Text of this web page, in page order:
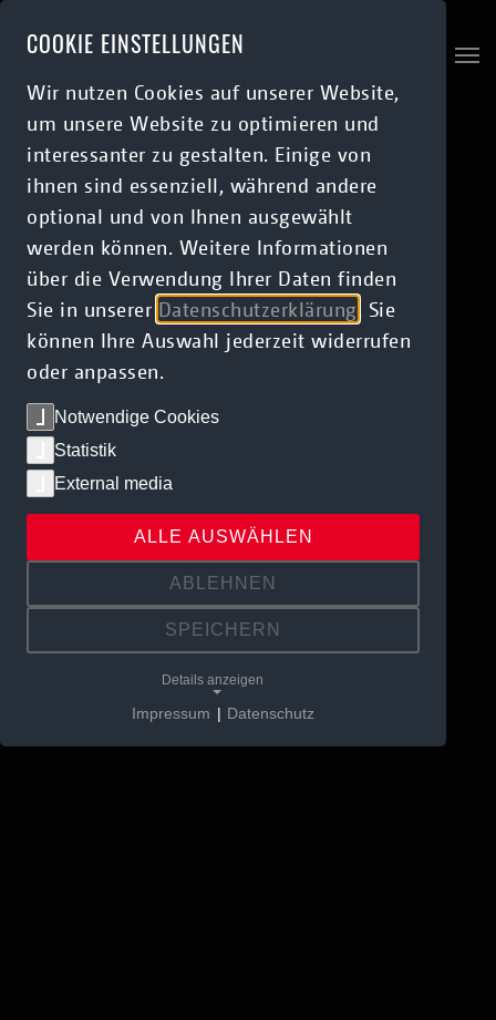
COOKIE EINSTELLUNGEN
Wir nutzen Cookies auf unserer Website,
um unsere Website zu optimieren und
interessanter zu gestalten. Einige von
ihnen sind essenziell, während andere
optional und von Ihnen ausgewählt
werden können. Weitere Informationen
über die Verwendung Ihrer Daten finden
Sie in unserer Datenschutzerklärung . Sie
können Ihre Auswahl jederzeit widerrufen
oder anpassen.
Notwendige Cookies
Statistik
External media
ALLE AUSWÄHLEN
ABLEHNEN
SPEICHERN
Details anzeigen
Impressum | Datenschutz